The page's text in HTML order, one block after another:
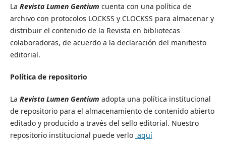
La Revista Lumen Gentium cuenta con una política de
archivo con protocolos LOCKSS y CLOCKSS para almacenar y
distribuir el contenido de la Revista en bibliotecas
colaboradoras, de acuerdo a la declaración del manifiesto
editorial.
Política de repositorio
La Revista Lumen Gentium adopta una política institucional
de repositorio para el almacenamiento de contenido abierto
editado y producido a través del sello editorial. Nuestro
repositorio institucional puede verlo aquí